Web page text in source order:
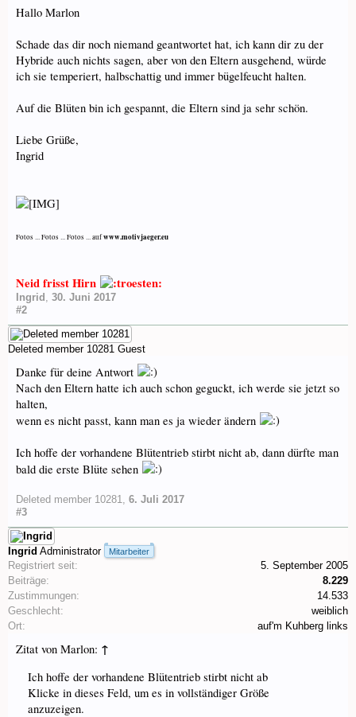
Hallo Marlon
Schade das dir noch niemand geantwortet hat, ich kann dir zu der
Hybride auch nichts sagen, aber von den Eltern ausgehend, würde
ich sie temperiert, halbschattig und immer bügelfeucht halten.
Auf die Blüten bin ich gespannt, die Eltern sind ja sehr schön.
Liebe Grüße,
Ingrid
Fotos ... Fotos ... Fotos ... aufwww.motivjaeger.eu
Neid frisst Hirn
Ingrid , 30. Juni 2017
#2
Deleted member 10281 Guest
Danke für deine Antwort
Nach den Eltern hatte ich auch schon geguckt, ich werde sie jetzt so
halten,
wenn es nicht passt, kann man es ja wieder ändern
Ich hoffe der vorhandene Blütentrieb stirbt nicht ab, dann dürfte man
bald die erste Blüte sehen
Deleted member 10281, 6. Juli 2017
#3
Ingrid Administrator Mitarbeiter
Registriert seit:
5. September 2005
Beiträge:
8.229
Zustimmungen:
14.533
Geschlecht:
weiblich
Ort:
auf'm Kuhberg links
Zitat von Marlon: ↑
Ich hoffe der vorhandene Blütentrieb stirbt nicht ab
Klicke in dieses Feld, um es in vollständiger Größe
anzuzeigen.